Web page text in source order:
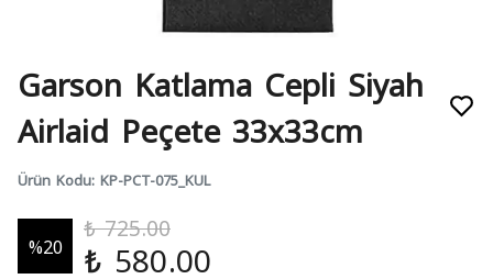
Garson Katlama Cepli Siyah
Airlaid Peçete 33x33cm
Ürün Kodu: KP-PCT-075_KUL
%20
₺ 725.00
₺ 580.00